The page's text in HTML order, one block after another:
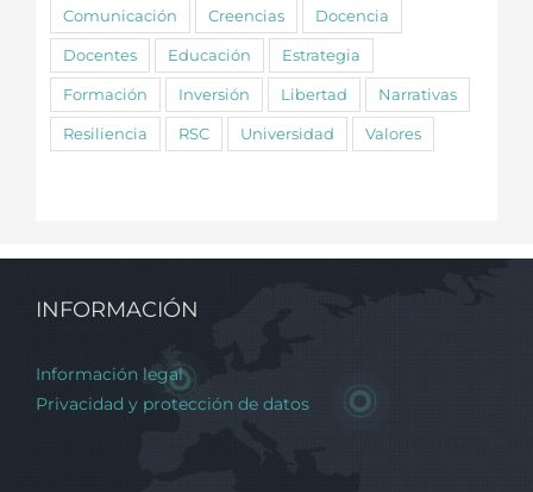
Comunicación Creencias Docencia
Docentes Educación Estrategia
Formación Inversión Libertad Narrativas
Resiliencia RSC Universidad Valores
INFORMACIÓN
Información legal
Privacidad y protección de datos